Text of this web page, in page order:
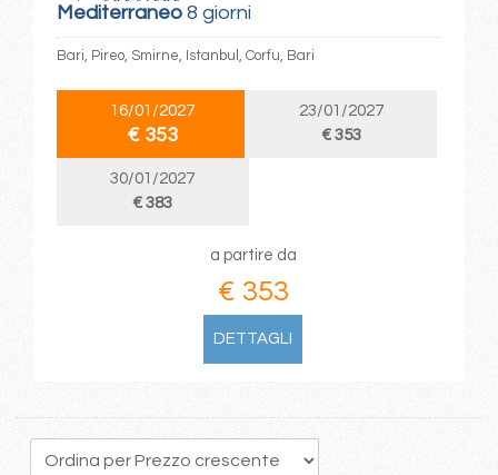
Mediterraneo8 giorni
Bari, Pireo, Smirne, Istanbul, Corfu, Bari
16/01/2027
€ 353
23/01/2027
€ 353
30/01/2027
€ 383
a partire da
€ 353
DETTAGLI